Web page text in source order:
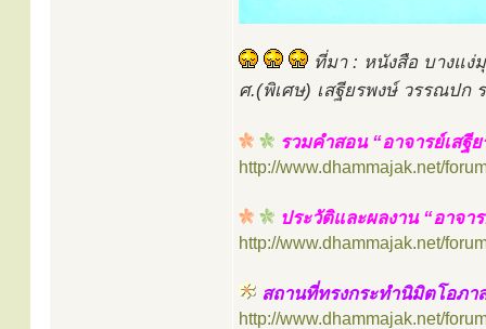
ที่มา : หนังสือ บางแง่
ศ.(พิเศษ) เสฐียรพงษ์ วรรณป
รวมคำสอน “อาจารย์เสฐี
http://www.dhammajak.net/
ประวัติและผลงาน “อาจา
http://www.dhammajak.net/
สถานที่ทรงกระทำนิมิตโอภ
http://www.dhammajak.net/